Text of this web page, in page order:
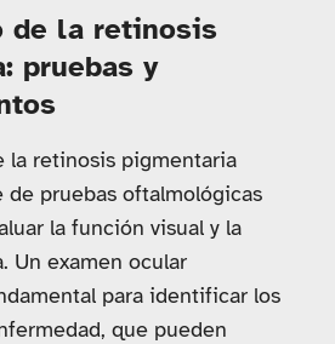
de la retinosis
pruebas y
la retinosis pigmentaria
de pruebas oftalmológicas
la función visual y la
Un examen ocular
para identificar los
que pueden